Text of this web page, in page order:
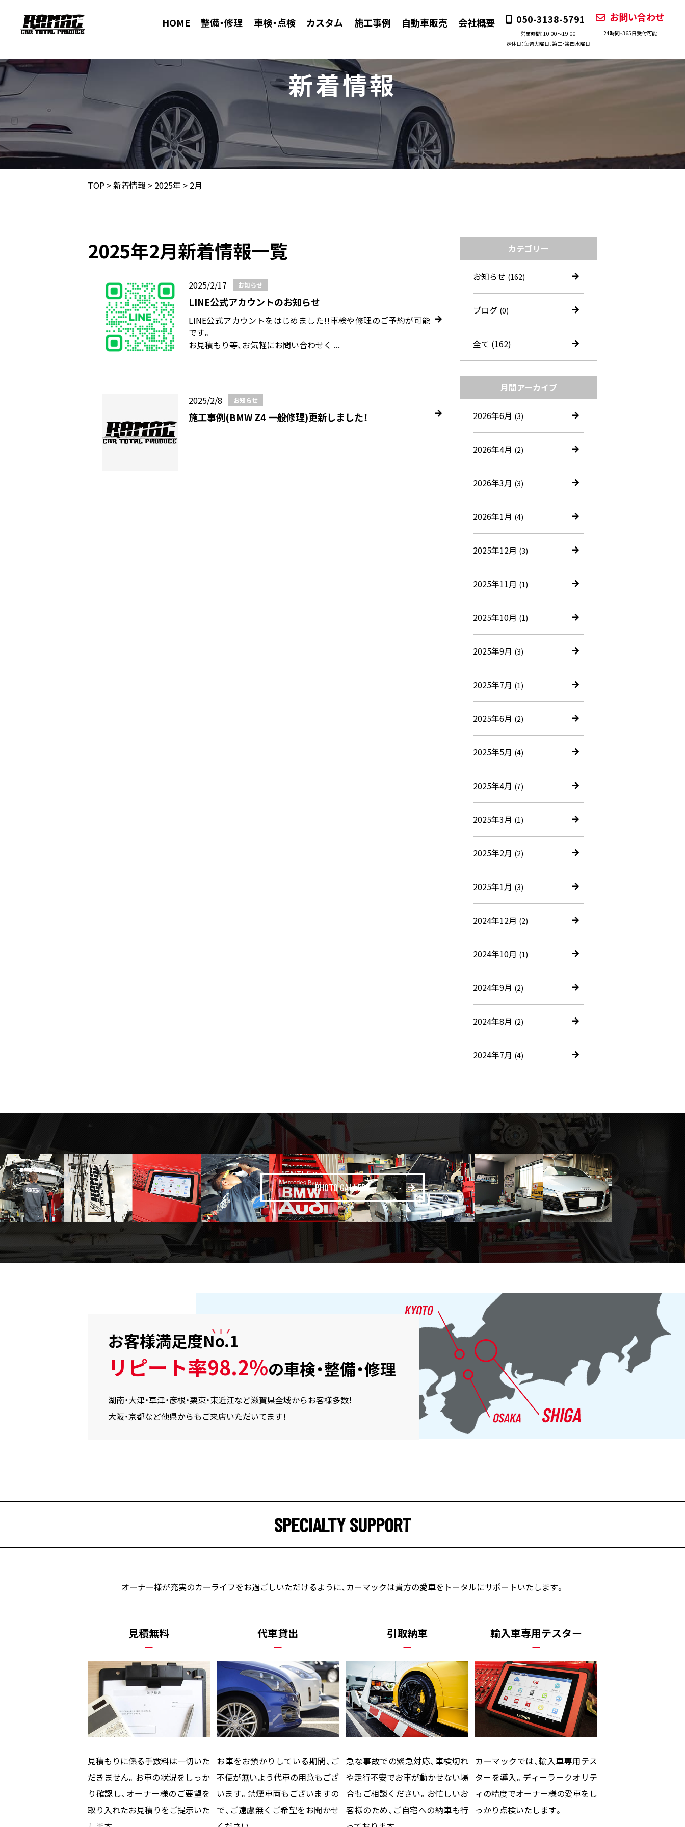
HOME 整備・修理 車検・点検 カスタム 施工事例 自動車販売 会社概要 050-3138-5791
営業時間：10:00〜19:00
定休日：毎週火曜日、第二・第四水曜日
お問い合わせ
24時間・365日受付可能
新着情報
TOP >新着情報 > 2025年 > 2月
2025年2月新着情報一覧
2025/2/17 お知らせ
LINE公式アカウントのお知らせ
LINE公式アカウントをはじめました!!車検や修理のご予約が可能
です。
お見積もり等、お気軽にお問い合わせく ...
2025/2/8 お知らせ
施工事例(BMW Z4 一般修理)更新しました！
カテゴリー
お知らせ (162)
ブログ (0)
全て (162)
月間アーカイブ
2026年6月 (3)
2026年4月 (2)
2026年3月 (3)
2026年1月 (4)
2025年12月 (3)
2025年11月 (1)
2025年10月 (1)
2025年9月 (3)
2025年7月 (1)
2025年6月 (2)
2025年5月 (4)
2025年4月 (7)
2025年3月 (1)
2025年2月 (2)
2025年1月 (3)
2024年12月 (2)
2024年10月 (1)
2024年9月 (2)
2024年8月 (2)
2024年7月 (4)
PHOTO GALLERY
お客様満足度No.1
リピート率98.2%の車検・整備・修理
湖南・大津・草津・彦根・栗東・東近江など滋賀県全域からお客様多数！
大阪・京都など他県からもご来店いただいてます！
SPECIALTY SUPPORT
オーナー様が充実のカーライフをお過ごしいただけるように、 カーマックは貴方の愛車をトータルにサポートいたします。
見積無料
見積もりに係る手数料は一切いた
だきません。お車の状況をしっか
り確認し、オーナー様のご要望を
取り入れたお見積りをご提示いた
代車貸出
お車をお預かりしている期間、ご
不便が無いよう代車の用意もござ
います。禁煙車両もございますの
で、ご遠慮無くご希望をお聞かせ
引取納車
急な事故での緊急対応、車検切れ
や走行不安でお車が動かせない場
合もご相談ください。お忙しいお
客様のため、ご自宅への納車も行
輸入車専用テスター
カーマックでは、輸入車専用テス
ターを導入。ディーラークオリテ
ィの精度でオーナー様の愛車をし
っかり点検いたします。